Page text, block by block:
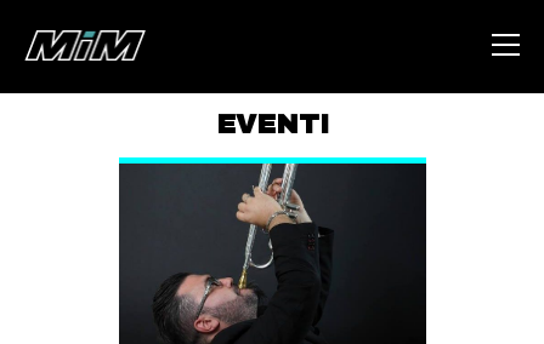
ABOUT
AREA
DEGENERAZIONE
EVENTI